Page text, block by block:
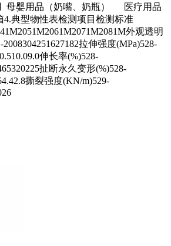
母婴用品（奶嘴、奶瓶） 医疗用品
4.典型物性表检测项目检测标准
外观透明
拉伸强度(MPa)528-
伸长率(%)528-
扯断永久变形(%)528-
撕裂强度(KN/m)529-